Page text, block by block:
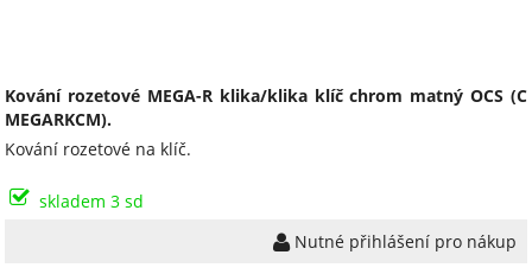
Kování rozetové MEGA-R klika/klika klíč chrom matný OCS (C
MEGARKCM).
Kování rozetové na klíč.
skladem 3 sd
Nutné přihlášení pro nákup